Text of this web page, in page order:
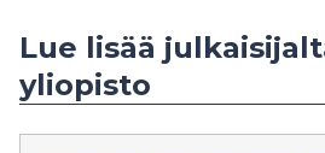
Lue lisää
yliopisto